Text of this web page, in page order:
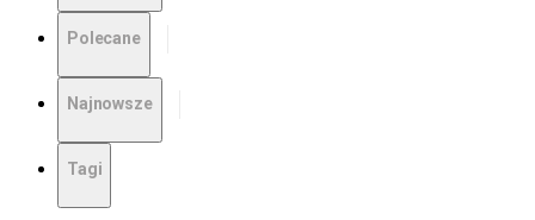
Polecane
Najnowsze
Tagi